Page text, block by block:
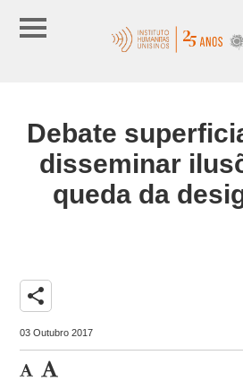
Debate
disseminar
queda da
share
03 Outubro 2017